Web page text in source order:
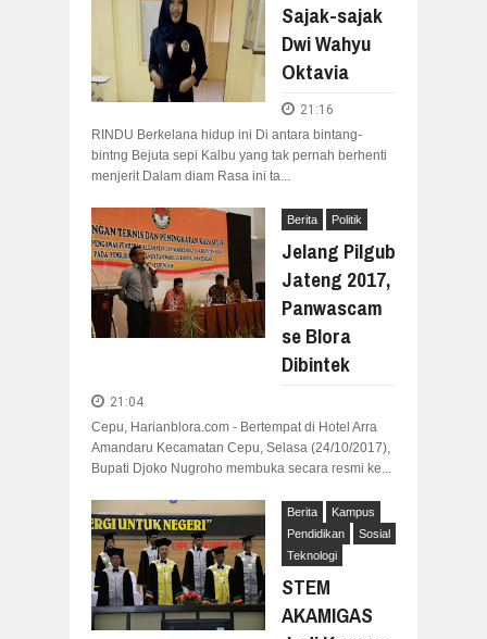
Sajak-sajak
Dwi Wahyu
Oktavia
21:16
RINDU Berkelana hidup ini Di antara bintang-
bintng Bejuta sepi Kalbu yang tak pernah berhenti
menjerit Dalam diam Rasa ini ta...
Berita Politik
Jelang Pilgub
Jateng 2017,
Panwascam
se Blora
Dibintek
21:04
Cepu, Harianblora.com - Bertempat di Hotel Arra
Amandaru Kecamatan Cepu, Selasa (24/10/2017),
Bupati Djoko Nugroho membuka secara resmi ke...
Berita
Kampus
Pendidikan
Sosial
Teknologi
STEM
AKAMIGAS